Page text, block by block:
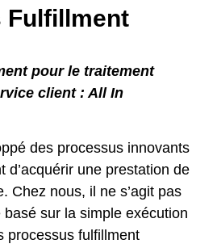
Fulfillment
pour le traitement
client : All In
des processus innovants
d’acquérir une prestation de
Chez nous, il ne s’agit pas
basé sur la simple exécution
processus fulfillment